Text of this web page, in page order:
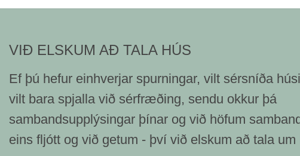
VIÐ ELSKUM AÐ TALA HÚS
Ef þú hefur einhverjar spurningar, vilt sérsníða
vilt bara spjalla við sérfræðing, sendu okkur þá
sambandsupplýsingar þínar og við höfum
eins fljótt og við getum - því við elskum að tala um